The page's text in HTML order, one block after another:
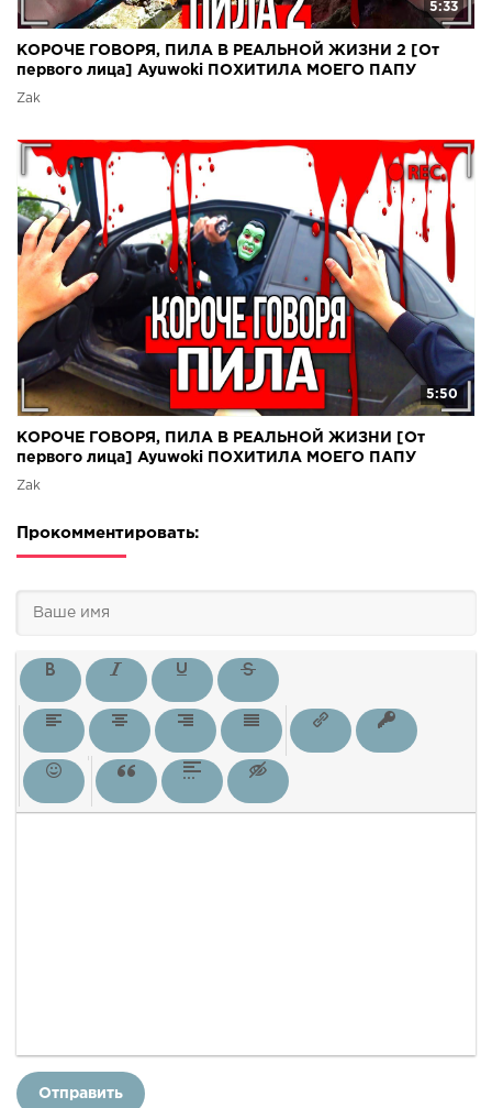
5:33
КОРОЧЕ ГОВОРЯ, ПИЛА В РЕАЛЬНОЙ ЖИЗНИ 2 [От
первого лица] Ayuwoki ПОХИТИЛА МОЕГО ПАПУ
Zak
5:50
КОРОЧЕ ГОВОРЯ, ПИЛА В РЕАЛЬНОЙ ЖИЗНИ [От
первого лица] Ayuwoki ПОХИТИЛА МОЕГО ПАПУ
Zak
Прокомментировать:
Отправить